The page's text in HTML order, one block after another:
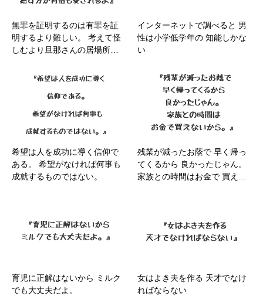
無罪を証明するのは有罪を証
明するより難しい。 考えて怪
しむより旦那さんの居場所…
インターネットで調べると 男
性は小学低学年の 知能しかな
い
希望は人を成功に導く信仰で
ある。 希望がなければ何事も
成就するものではない。
残業が減ったお蔭で 早く帰っ
てくるから 良かったじゃん。
家族との時間はお金で 買え…
育児に正解はないから ミルク
でも大丈夫だよ。
女はよき夫を作る 天才でなけ
ればならない